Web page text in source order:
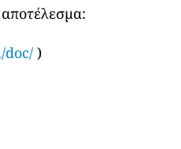
doc/ )